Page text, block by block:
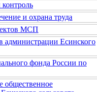
и охрана труда
МСП
администрации Есинского
фонда России по
общественное